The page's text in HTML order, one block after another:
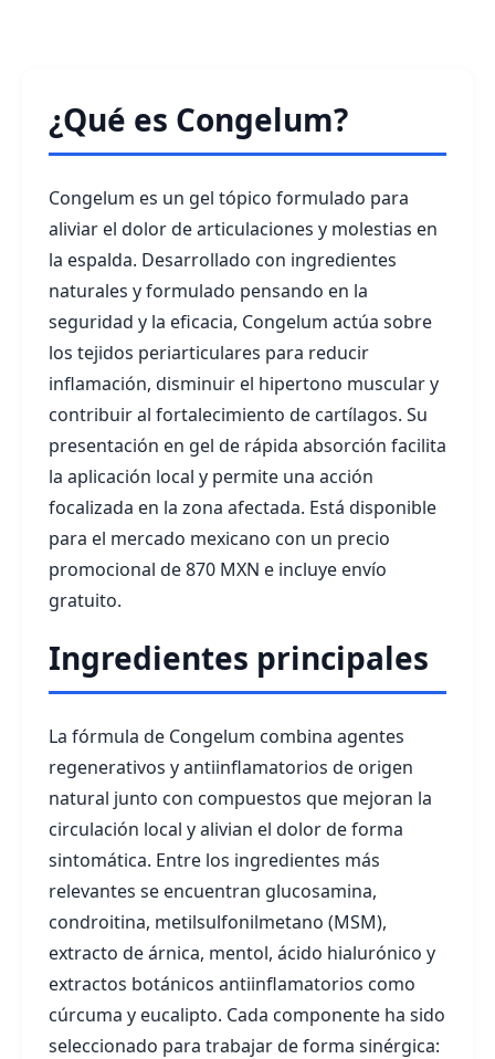
¿Qué es Congelum?
Congelum es un gel tópico formulado para
aliviar el dolor de articulaciones y molestias en
la espalda. Desarrollado con ingredientes
naturales y formulado pensando en la
seguridad y la eficacia, Congelum actúa sobre
los tejidos periarticulares para reducir
inflamación, disminuir el hipertono muscular y
contribuir al fortalecimiento de cartílagos. Su
presentación en gel de rápida absorción facilita
la aplicación local y permite una acción
focalizada en la zona afectada. Está disponible
para el mercado mexicano con un precio
promocional de 870 MXN e incluye envío
gratuito.
Ingredientes principales
La fórmula de Congelum combina agentes
regenerativos y antiinflamatorios de origen
natural junto con compuestos que mejoran la
circulación local y alivian el dolor de forma
sintomática. Entre los ingredientes más
relevantes se encuentran glucosamina,
condroitina, metilsulfonilmetano (MSM),
extracto de árnica, mentol, ácido hialurónico y
extractos botánicos antiinflamatorios como
cúrcuma y eucalipto. Cada componente ha sido
seleccionado para trabajar de forma sinérgica: